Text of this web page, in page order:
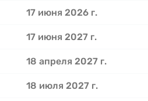
17 июня 2026 г.
17 июня 2027 г.
18 апреля 2027 г.
18 июля 2027 г.